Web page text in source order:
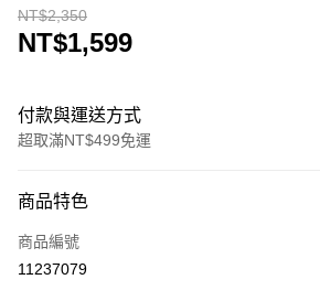
NT$2,350
NT$1,599
付款與運送方式
超取滿NT$499免運
icash Pay
信用卡一次付款
商品特色
商品編號
11237079